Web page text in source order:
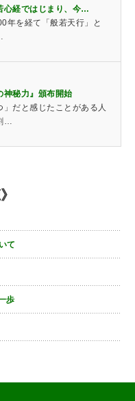
心経ではじまり、今…
年を経て「般若天行」と
神秘力』頒布開始
」だと感じたことがある人
…
て
歩